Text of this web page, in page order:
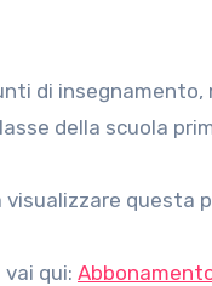
della scuola
visualizzare questa
qui: